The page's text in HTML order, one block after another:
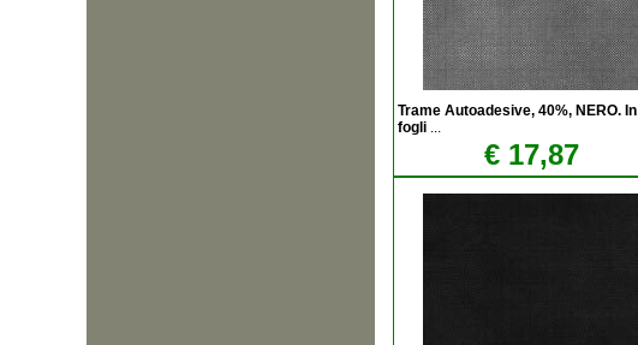
Trame Autoadesive, 40%, NERO. In
fogli ...
€ 17,87